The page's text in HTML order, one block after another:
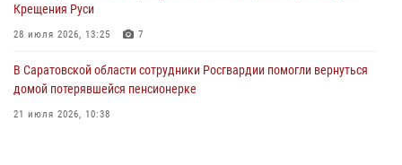
Крещения Руси
28 июля 2026, 13:25 7
В Саратовской области сотрудники Росгвардии помогли вернуться
домой потерявшейся пенсионерке
21 июля 2026, 10:38